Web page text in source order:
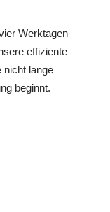
Werktagen
effiziente
nicht lange
beginnt.